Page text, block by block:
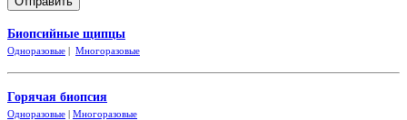
Биопсийные щипцы
Одноразовые | Многоразовые
Горячая биопсия
Одноразовые | Многоразовые